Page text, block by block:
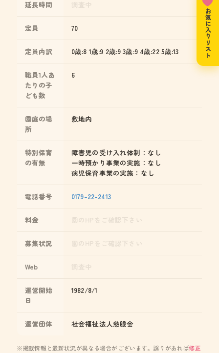
延長時間
定員 70
定員内訳 0歳:8 1歳:9 2歳:9 3歳:9 4歳:22 5歳:13
職員1人あ
たりの子
ども数
6
園庭の場
所
敷地内
特別保育
の有無
障害児の受け入れ体制：なし
一時預かり事業の実施：なし
病児保育事業の実施：なし
電話番号 0179-22-2413
料金
募集状況
Web
運営開始
日
1982/8/1
運営団体 社会福祉法人慈眼会
※掲載情報と最新状況が異なる場合がございます。誤りがあれば修正
お気に入りリスト